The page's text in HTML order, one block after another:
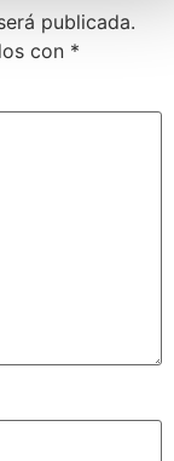
publicada.
con *